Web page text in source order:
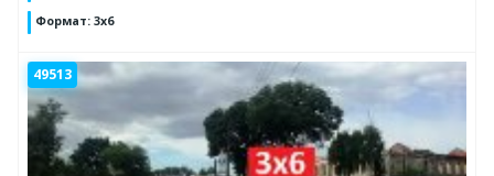
Формат: 3x6
49513